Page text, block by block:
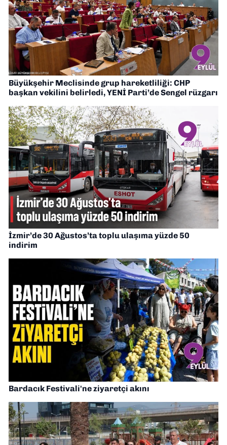
Büyükşehir Meclisinde grup hareketliliği: CHP
başkan vekilini belirledi, YENİ Parti’de Sengel rüzgarı
İzmir’de 30 Ağustos’ta toplu ulaşıma yüzde 50
indirim
Bardacık Festivali'ne ziyaretçi akını